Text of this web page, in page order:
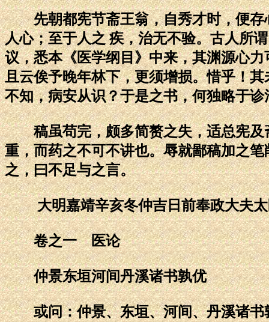
先朝都宪节斋王翁，自秀才时，便存心
人心；至于人之 疾，治无不验。古人所
议，悉本《医学纲目》中来，其渊源心
且云俟予晚年林下，更须增损。惜乎！
不知，病安从识？于是之书，何独略于
稿虽苟完，颇多简赘之失，适总宪及斋
重，而药之不可不讲也。辱就鄙稿加之
之，曰不足与之言。
大明嘉靖辛亥冬仲吉日前奉政大夫太
卷之一 医论
仲景东垣河间丹溪诸书孰优
或问：仲景、东垣、河间、丹溪诸书孰